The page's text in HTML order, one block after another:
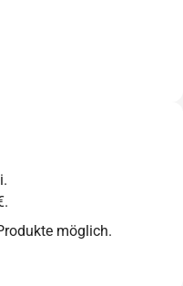
möglich.